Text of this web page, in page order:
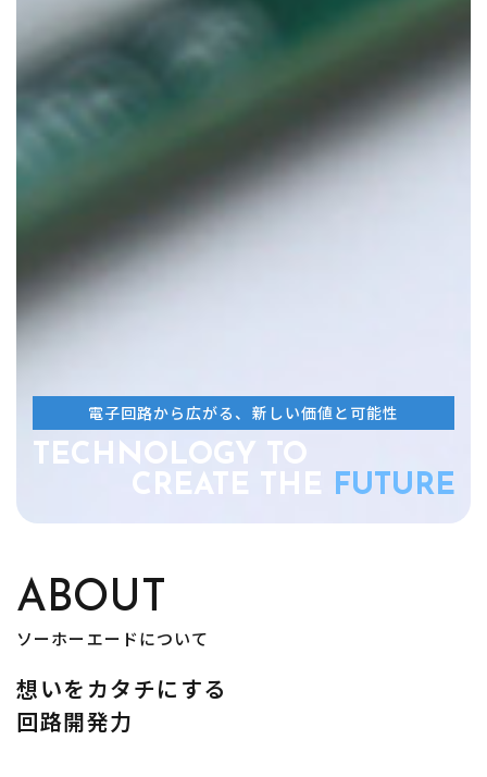
電子回路から広がる、新しい価値と可能性
TECHNOLOGY TO
CREATE THE
FUTURE
ABOUT
ソーホーエードについて
想いをカタチにする
​​​​​​​回路開発力